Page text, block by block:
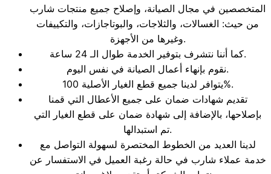
المتخصصين في مجال الصيانة، وإصلاح جميع منتجات شارب
من حيث: الغسالات، والثلاجات، والبوتاجازات، والتكييفات
وغيرها من الأجهزة.
كما أننا نتشرف بتوفير الخدمة طوال الـ 24 ساعة.
نقوم بإنهاء أعمال الصيانة في نفس اليوم.
يتوافر لدينا جميع قطع الغيار الأصلية 100%.
تقديم شهادات ضمان على جميع الأعطال التي قمنا
بإصلاحها، بالإضافة إلى شهادة ضمان على قطع الغيار التي
تم استبدالها.
لدينا العديد من الخطوط المختصرة لسهولة التواصل مع
خدمة عملاء شارب في حالة رغبة العميل في الاستفسار عن